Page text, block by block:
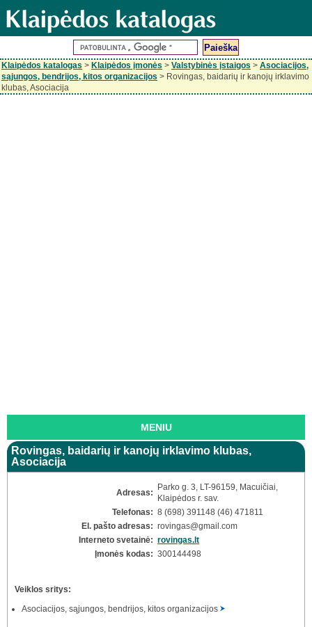
Klaipėdos katalogas > Klaipėdos įmonės > Valstybinės įstaigos > Asociacijos,
sąjungos, bendrijos, kitos organizacijos > Rovingas, baidarių ir kanojų irklavimo
klubas, Asociacija
MENIU
Rovingas, baidarių ir kanojų irklavimo klubas,
Asociacija
Adresas:
Parko g. 3, LT-96159, Macuičiai,
Klaipėdos r. sav.
Telefonas: 8 (698) 391148 (46) 471811
El. pašto adresas: rovingas@gmail.com
Interneto svetainė: rovingas.lt
Įmonės kodas: 300144498
Veiklos sritys:
Asociacijos, sąjungos, bendrijos, kitos organizacijos